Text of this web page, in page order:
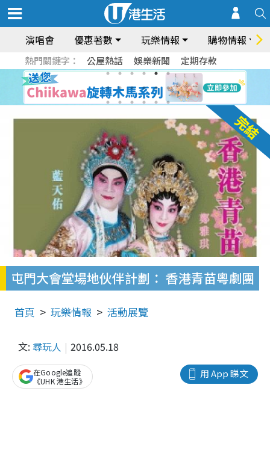
演唱會 優惠著數 玩樂情報 購物情報
熱門關鍵字： 公屋熱話 娛樂新聞 定期存款
屯門大會堂場地伙伴計劃： 香港青苗粵劇團
首頁 玩樂情報 活動展覽
文: 尋玩人 2016.05.18
用 App 睇文
在Google追蹤
《UHK 港生活》